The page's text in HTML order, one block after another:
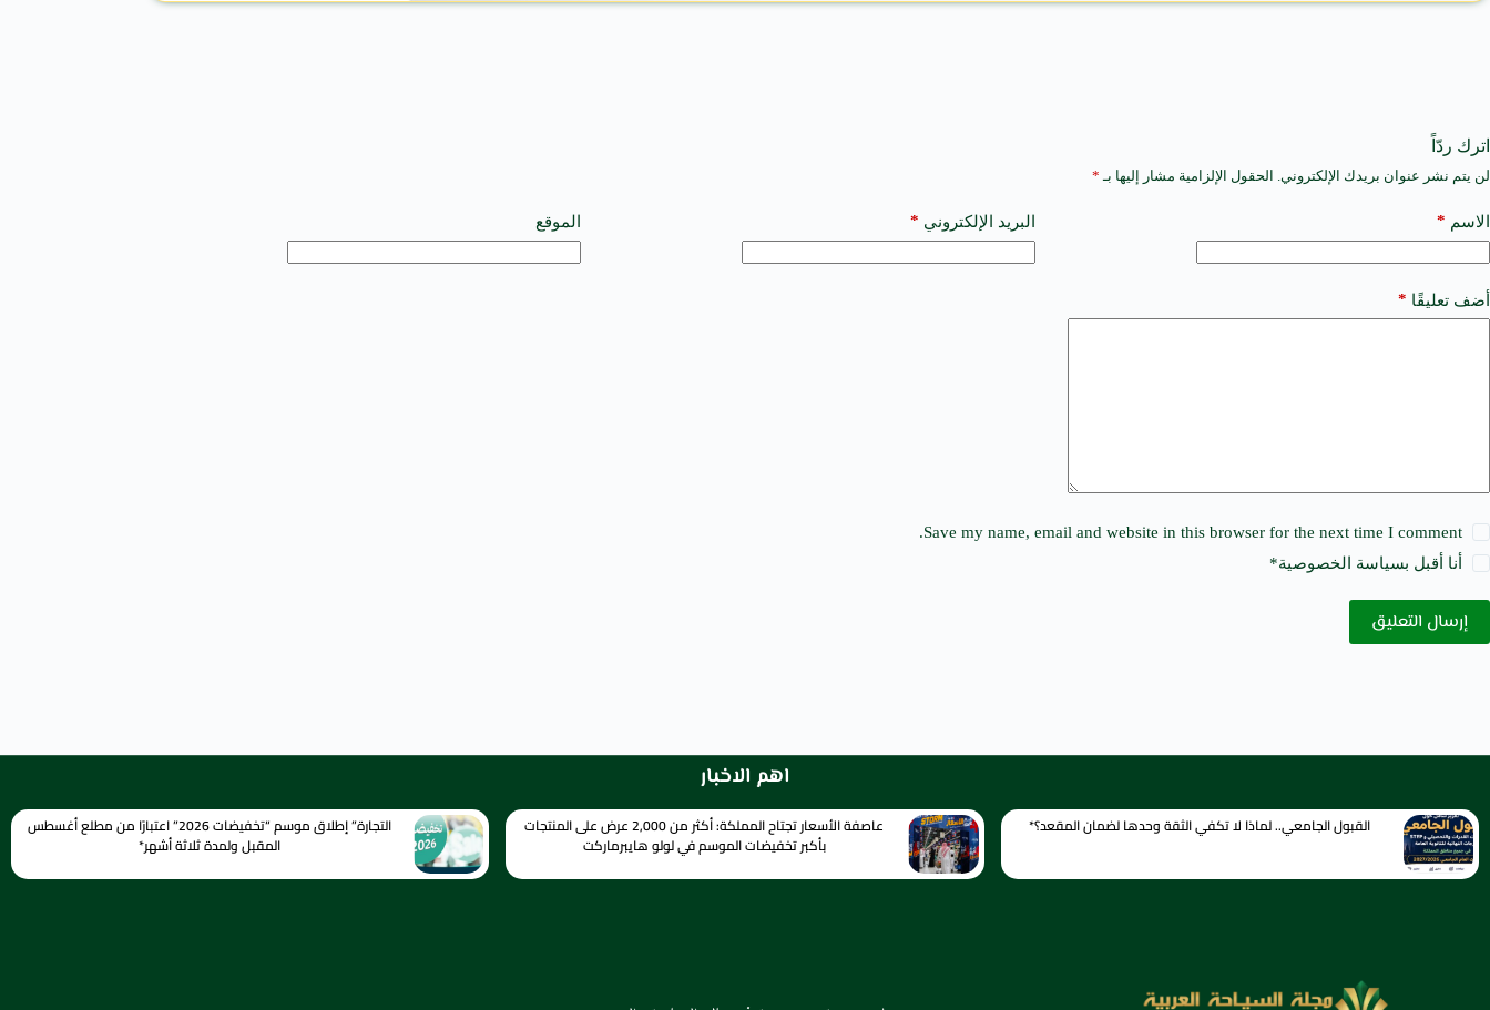
اترك ردّاً
لن يتم نشر عنوان بريدك الإلكتروني. الحقول الإلزامية مشار إليها بـ *
الاسم * البريد الإلكتروني * الموقع
أضف تعليقًا *
Save my name, email and website in this browser for the next time I comment.
أنا أقبل بسياسة الخصوصية*
إرسال التعليق
A
t
e
a
t
اهم الاخبار
القبول الجامعي.. لماذا لا تكفي الثقة وحدها لضمان المقعد؟* عاصفة الأسعار تجتاح المملكة: أكثر من 2,000 عرض على المنتجات
بأكبر تخفيضات الموسم في لولو هايبرماركت
التجارة” إطلاق موسم “تخفيضات 2026” اعتبارًا من مطلع أغسطس
المقبل ولمدة ثلاثة أشهر*